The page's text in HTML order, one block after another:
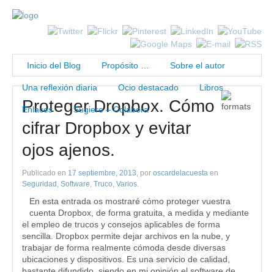
Inicio del Blog Propósito … Sobre el autor
Una reflexión diaria Ocio destacado Libros
Enlaces Sugiere – Colabora
Proteger Dropbox. Cómo
cifrar Dropbox y evitar
ojos ajenos.
Publicado en 17 septiembre, 2013, por oscardelacuesta en
Seguridad , Software, Truco, Varios.
En esta entrada os mostraré cómo proteger vuestra
cuenta Dropbox, de forma gratuita, a medida y mediante
el empleo de trucos y consejos aplicables de forma
sencilla. Dropbox permite dejar archivos en la nube, y
trabajar de forma realmente cómoda desde diversas
ubicaciones y dispositivos. Es una servicio de calidad,